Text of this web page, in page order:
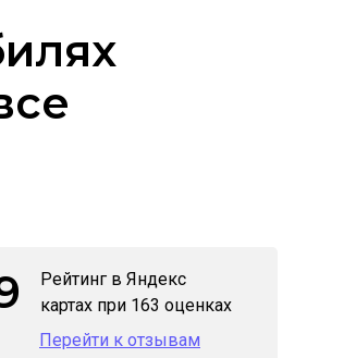
Рейтинг в Яндекс
картах при 163 оценках
Перейти к отзывам